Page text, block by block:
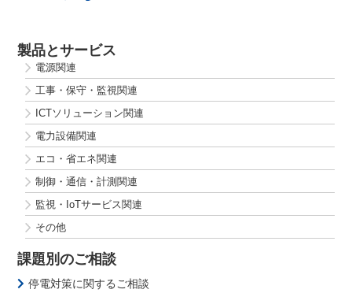
製品とサービス
電源関連
工事・保守・監視関連
ICTソリューション関連
電力設備関連
エコ・省エネ関連
制御・通信・計測関連
監視・IoTサービス関連
その他
課題別のご相談
停電対策に関するご相談